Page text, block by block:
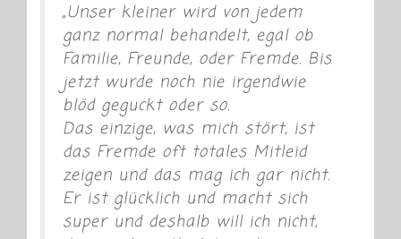
„Unser kleiner wird von jedem
ganz normal behandelt, egal ob
Familie, Freunde, oder Fremde. Bis
jetzt wurde noch nie irgendwie
blöd geguckt oder so.
Das einzige, was mich stört, ist
das Fremde oft totales Mitleid
zeigen und das mag ich gar nicht.
Er ist glücklich und macht sich
super und deshalb will ich nicht,